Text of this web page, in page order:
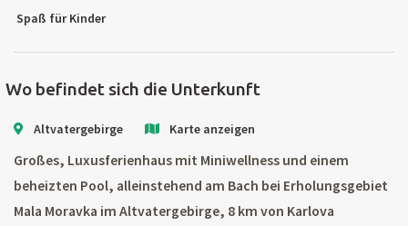
Spaß für Kinder
Wo befindet sich die Unterkunft
Altvatergebirge Karte anzeigen
Großes, Luxusferienhaus mit Miniwellness und einem
beheizten Pool, alleinstehend am Bach bei Erholungsgebiet
Mala Moravka im Altvatergebirge, 8 km von Karlova